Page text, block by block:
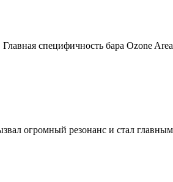
специфичность бара Ozone
огромный резонанс и стал